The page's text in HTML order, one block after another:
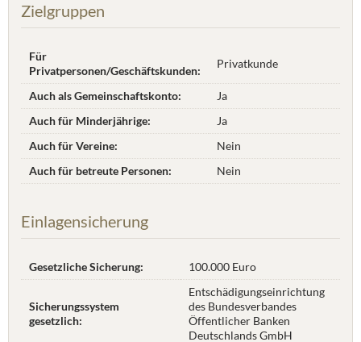
Zielgruppen
Für
Privatpersonen/Geschäftskunden:
Privatkunde
Auch als Gemeinschaftskonto:
Ja
Auch für Minderjährige:
Ja
Auch für Vereine:
Nein
Auch für betreute Personen:
Nein
Einlagensicherung
Gesetzliche Sicherung: 100.000 Euro
Sicherungssystem
gesetzlich:
Entschädigungseinrichtung
des Bundesverbandes
Öffentlicher Banken
Deutschlands GmbH